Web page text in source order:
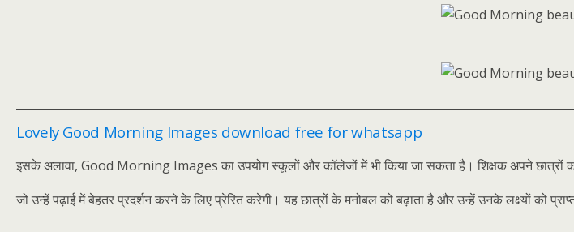
Lovely Good Morning Images download free for whatsapp
इसके अलावा, Good Morning Images का उपयोग स्कूलों और कॉलेजों में भी किया जा सकता है। शिक्षक अपने छात्रों
जो उन्हें पढ़ाई में बेहतर प्रदर्शन करने के लिए प्रेरित करेगी। यह छात्रों के मनोबल को बढ़ाता है और उन्हें उनके लक्ष्यों को